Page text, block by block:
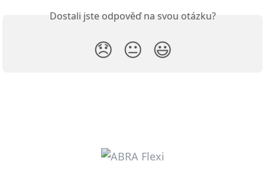
Dostali jste odpověď na svou otázku?
😞 😐 😃